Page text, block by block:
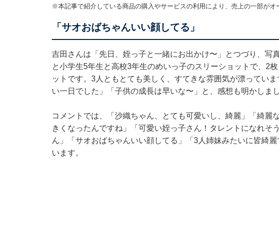
※本記事で紹介している商品の購入やサービスの利用により、売上の一部がオ
「サオおばちゃんいい顔してる」
吉田さんは「先日、姪っ子と一緒にお出かけ〜」とつづり、写
と小学生5年生と高校3年生のめいっ子のスリーショットで、2
ットです。3人ともとても美しく、すてきな雰囲気が漂ってい
い一日でした」「子供の成長は早いな〜」と、感想も明かしまし
コメントでは、「沙織ちゃん、とても可愛いし、綺麗」「綺麗
きくなったんですね」「可愛い姪っ子さん！タレントになれそ
ん」「サオおばちゃんいい顔してる」「3人姉妹みたいに皆綺
います。